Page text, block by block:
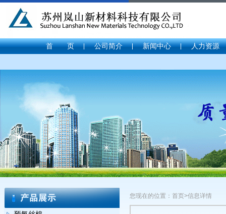
首 页 公司简介 新闻中心 人力资源
您现在的位置：首页>信息详情